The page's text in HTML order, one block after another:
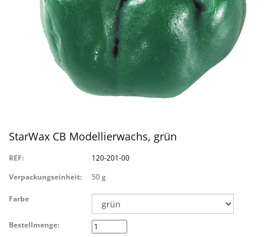
StarWax CB Modellierwachs, grün
REF:
120-201-00
Verpackungseinheit:
50 g
Farbe
Bestellmenge: